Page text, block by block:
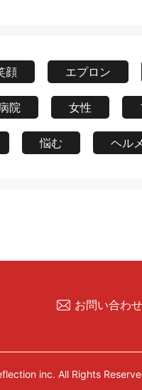
顔 エプロン
院 女性
悩む ヘル
お問い合わせ
inc. All Rights